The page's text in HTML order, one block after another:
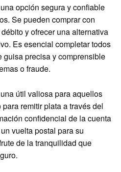
opción segura y confiable
Se pueden comprar con
y ofrecer una alternativa
Es esencial completar todos
guisa precisa y comprensible
o fraude.
útil valiosa para aquellos
remitir plata a través del
confidencial de la cuenta
vuelta postal para su
de la tranquilidad que